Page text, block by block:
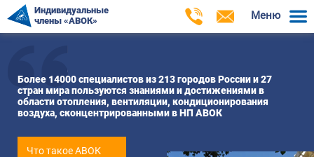
Индивидуальные
члены «АВОК»
Меню
Более 14000 специалистов из 213 городов России и 27
стран мира пользуются знаниями и достижениями в
области отопления, вентиляции, кондиционирования
воздуха, сконцентрированными в НП АВОК
Что такое АВОК